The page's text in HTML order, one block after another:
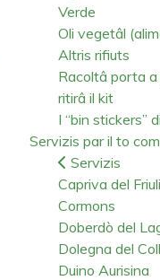
Verde
Oli vegetâl
Altris rifiuts
Racoltâ porta
ritirâ il kit
I “bin stickers”
Servizis par il to
Servizis
Capriva del Friuli
Cormons
Doberdò del
Dolegna del
Duino Aurisina